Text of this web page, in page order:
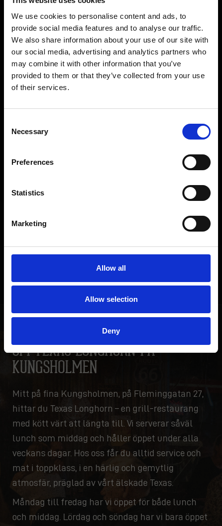
We use cookies to personalise content and ads, to
provide social media features and to analyse our traffic.
We also share information about your use of our site with
our social media, advertising and analytics partners who
may combine it with other information that you’ve
provided to them or that they’ve collected from your use
of their services.
Selection
Necessary
Preferences
Statistics
Marketing
Allow all
Allow selection
Deny
UTVALT FRÅN MENYN:
CALIFORNIA BURGER 119 KR
Burgare med cheddarost, majonnäs, lök, sallad,
guacamole, salsa. Serveras med coleslaw,
svarta bönor & crispy onion. Serveras med
Sallad med körsbärstomater, majs, avokado,
koriander & crispy onion
OM TEXAS LONGHORN PÅ
KUNGSHOLMEN
Mitt på fina Kungsholmen, på Fleminggatan 27,
hittar du Texas Longhorn – en grill-restaurang
med kött värt att längta till. Vi serverar såväl
lunch som middag och håller öppet under alla
veckans dagar. Hos oss får du alltid service och
mat i toppklass, i en härlig och gemytlig
atmosfär, präglad av vårt älskade Texas.
Måndag till fredag har vi öppet för både lunch
och middag. Lördag och söndag har vi bara öppet